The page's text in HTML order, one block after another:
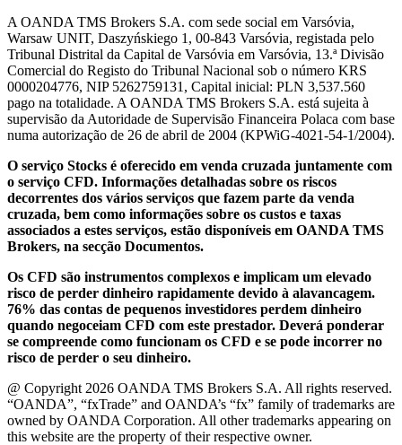
A OANDA TMS Brokers S.A. com sede social em Varsóvia,
Warsaw UNIT, Daszyńskiego 1, 00-843 Varsóvia, registada pelo
Tribunal Distrital da Capital de Varsóvia em Varsóvia, 13.ª Divisão
Comercial do Registo do Tribunal Nacional sob o número KRS
0000204776, NIP 5262759131, Capital inicial: PLN 3,537.560
pago na totalidade. A OANDA TMS Brokers S.A. está sujeita à
supervisão da Autoridade de Supervisão Financeira Polaca com base
numa autorização de 26 de abril de 2004 (KPWiG-4021-54-1/2004).
O serviço Stocks é oferecido em venda cruzada juntamente com
o serviço CFD. Informações detalhadas sobre os riscos
decorrentes dos vários serviços que fazem parte da venda
cruzada, bem como informações sobre os custos e taxas
associados a estes serviços, estão disponíveis em OANDA TMS
Brokers, na secção Documentos.
Os CFD são instrumentos complexos e implicam um elevado
risco de perder dinheiro rapidamente devido à alavancagem.
76% das contas de pequenos investidores perdem dinheiro
quando negoceiam CFD com este prestador. Deverá ponderar
se compreende como funcionam os CFD e se pode incorrer no
risco de perder o seu dinheiro.
@ Copyright 2026 OANDA TMS Brokers S.A. All rights reserved.
“OANDA”, “fxTrade” and OANDA’s “fx” family of trademarks are
owned by OANDA Corporation. All other trademarks appearing on
this website are the property of their respective owner.